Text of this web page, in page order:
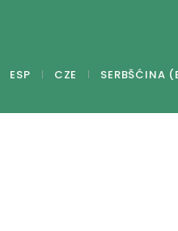
ESP CZE SERBŠĆINA